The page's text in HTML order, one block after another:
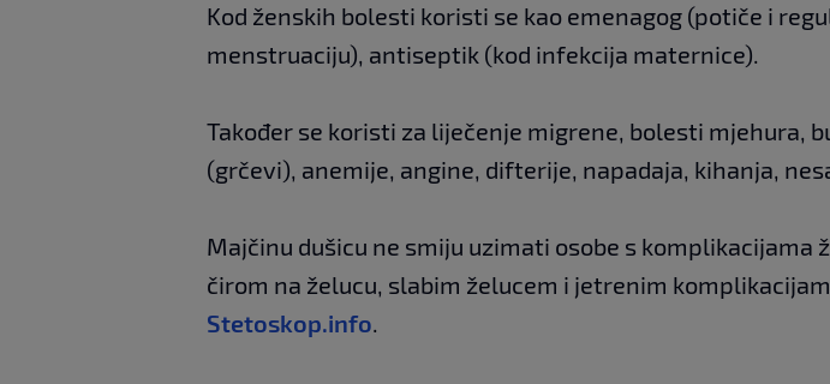
Kod ženskih bolesti koristi se kao emenagog (potiče i
menstruaciju), antiseptik (kod infekcija maternice).
Također se koristi za liječenje migrene, bolesti mjehura,
(grčevi), anemije, angine, difterije, napadaja, kihanja,
Majčinu dušicu ne smiju uzimati osobe s komplikacijama
čirom na želucu, slabim želucem i jetrenim
Stetoskop.info.